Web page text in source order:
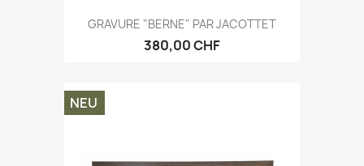
GRAVURE "BERNE" PAR JACOTTET
380,00 CHF
NEU